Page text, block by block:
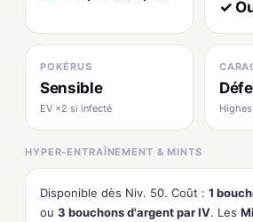
✓
POKÉRUS
Sensible
EV ×2 si infecté
HYPER-ENTRAÎNEMENT & MINTS
Disponible dès Niv. 50. Coût : 1
ou 3 bouchons d'argent par IV. Les